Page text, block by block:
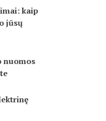
kaip
jūsų
nuomos